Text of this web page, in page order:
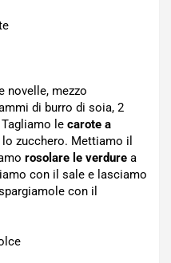
novelle, mezzo
di burro di soia, 2
le carote a
zucchero. Mettiamo il
rosolare le verdure a
con il sale e lasciamo
con il